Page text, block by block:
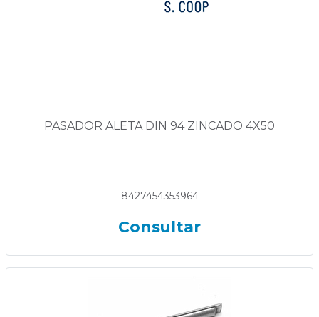
PASADOR ALETA DIN 94 ZINCADO 4X50
8427454353964
Consultar